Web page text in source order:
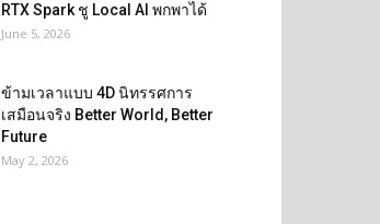
RTX Spark ชู Local AI พกพาได้
June 5, 2026
ข้ามเวลาแบบ 4D นิทรรศการ
เสมือนจริง Better World, Better
Future
May 2, 2026